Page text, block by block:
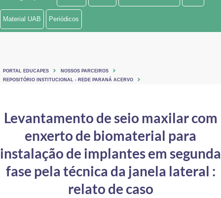
Ministério de Minas e Energia
Ministério do Turismo
Controladoria-Geral da União
Secretaria-Geral
Material UAB Periódicos
PORTAL EDUCAPES
NOSSOS PARCEIROS
REPOSITÓRIO INSTITUCIONAL - REDE PARANÁ ACERVO
Levantamento de seio maxilar com
enxerto de biomaterial para
instalação de implantes em segunda
fase pela técnica da janela lateral :
relato de caso